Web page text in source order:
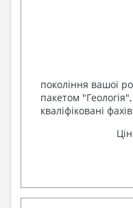
покоління вашої
пакетом
кваліфіковані